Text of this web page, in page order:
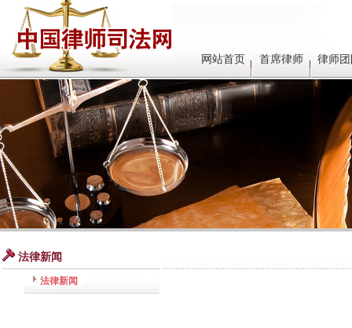
网站首页 首席律师 律师
法律新闻
法律新闻